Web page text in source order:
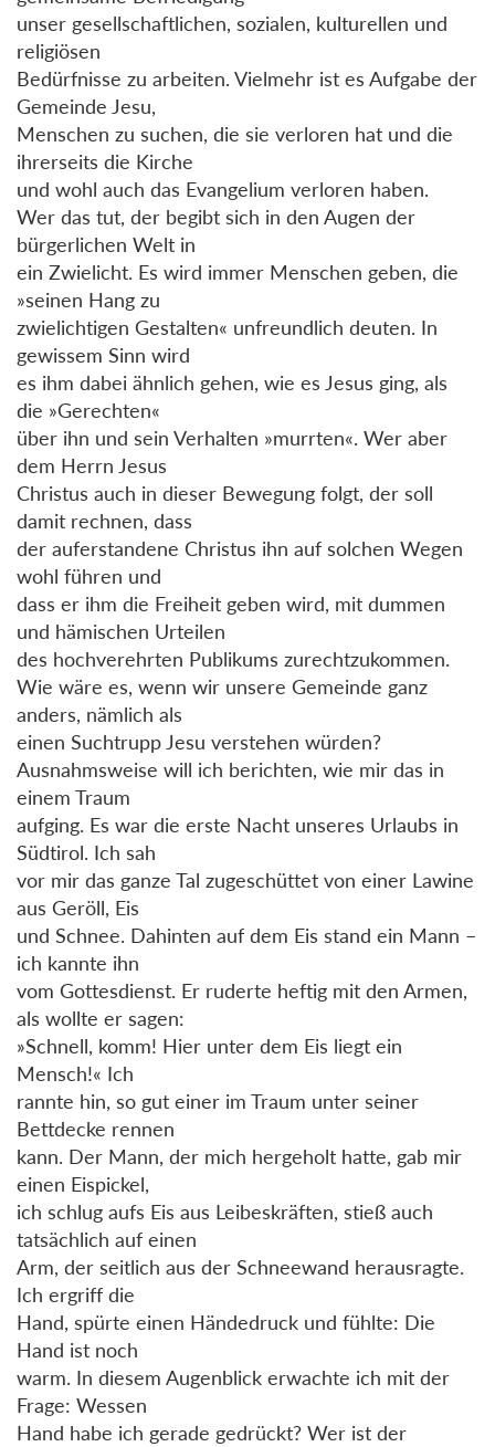
unser gesellschaftlichen, sozialen, kulturellen und
religiösen
Bedürfnisse zu arbeiten. Vielmehr ist es Aufgabe der
Gemeinde Jesu,
Menschen zu suchen, die sie verloren hat und die
ihrerseits die Kirche
und wohl auch das Evangelium verloren haben.
Wer das tut, der begibt sich in den Augen der
bürgerlichen Welt in
ein Zwielicht. Es wird immer Menschen geben, die
»seinen Hang zu
zwielichtigen Gestalten« unfreundlich deuten. In
gewissem Sinn wird
es ihm dabei ähnlich gehen, wie es Jesus ging, als
die »Gerechten«
über ihn und sein Verhalten »murrten«. Wer aber
dem Herrn Jesus
Christus auch in dieser Bewegung folgt, der soll
damit rechnen, dass
der auferstandene Christus ihn auf solchen Wegen
wohl führen und
dass er ihm die Freiheit geben wird, mit dummen
und hämischen Urteilen
des hochverehrten Publikums zurechtzukommen.
Wie wäre es, wenn wir unsere Gemeinde ganz
anders, nämlich als
einen Suchtrupp Jesu verstehen würden?
Ausnahmsweise will ich berichten, wie mir das in
einem Traum
aufging. Es war die erste Nacht unseres Urlaubs in
Südtirol. Ich sah
vor mir das ganze Tal zugeschüttet von einer Lawine
aus Geröll, Eis
und Schnee. Dahinten auf dem Eis stand ein Mann –
ich kannte ihn
vom Gottesdienst. Er ruderte heftig mit den Armen,
als wollte er sagen:
»Schnell, komm! Hier unter dem Eis liegt ein
Mensch!« Ich
rannte hin, so gut einer im Traum unter seiner
Bettdecke rennen
kann. Der Mann, der mich hergeholt hatte, gab mir
einen Eispickel,
ich schlug aufs Eis aus Leibeskräften, stieß auch
tatsächlich auf einen
Arm, der seitlich aus der Schneewand herausragte.
Ich ergriff die
Hand, spürte einen Händedruck und fühlte: Die
Hand ist noch
warm. In diesem Augenblick erwachte ich mit der
Frage: Wessen
Hand habe ich gerade gedrückt? Wer ist der